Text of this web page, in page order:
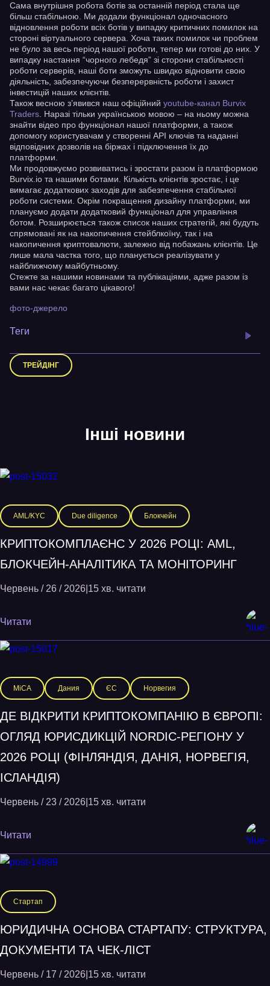
Сама внутрішня робота ботів за останній період стала ще
більш стабільною. Ми додали функціонал одночасного
відновлення роботи всіх ботів у випадку критичних помилок на
стороні віртуального сервера. Хоча таких помилок чи проблем
не було за весь період нашої роботи, тепер ми готові до них. У
випадку настання “чорного лебедя” зі сторони стабільності
роботи серверів, наші боти зможуть швидко відновити свою
діяльність, забезпечуючи безперервність роботи і захист
інвестицій наших клієнтів.
Також весною з’явився наш офіційний youtube-канал Burvix
Traders . Наразі тільки українською мовою – на ньому можна
знайти відео про функціонал нашої платформи, а також
допомогу користувачам у створенні API ключів та наданні
відповідних дозволів на біржах і підключення їх до
платформи.
Ми продовжуємо розвиватись і зростати разом із платформою
Burvix.io та нашими ботами. Кількість клієнтів зростає, і це
вимагає додаткових заходів для забезпечення стабільної
роботи системи. Окрім покращення дизайну платформи, ми
плануємо додати додатковий функціонал для управління
ботом. Розширюється також список наших стратегій, які будуть
спрямовані як на накопичення стейблкоїну, так і на
накопичення криптовалюти, залежно від побажань клієнтів. Це
лише мала частка того, що планується реалізувати у
найближчому майбутньому.
Стежте за нашими новинами та публікаціями, адже разом із
вами нас чекає багато цікавого!
фото-джерело
Теги
ТРЕЙДІНГ
Інші новини
AML/KYC Due diligence Блокчейн
КРИПТОКОМПЛАЄНС У 2026 РОЦІ: AML,
БЛОКЧЕЙН-АНАЛІТИКА ТА МОНІТОРИНГ
Червень / 26 / 2026 15 хв. читати
Читати
MiCA Дания ЄС Норвегия
ДЕ ВІДКРИТИ КРИПТОКОМПАНІЮ В ЄВРОПІ:
ОГЛЯД ЮРИСДИКЦІЙ NORDIC-РЕГІОНУ У
2026 РОЦІ (ФІНЛЯНДІЯ, ДАНІЯ, НОРВЕГІЯ,
ІСЛАНДІЯ)
Червень / 23 / 2026 15 хв. читати
Читати
Стартап
ЮРИДИЧНА ОСНОВА СТАРТАПУ: СТРУКТУРА,
ДОКУМЕНТИ ТА ЧЕК-ЛІСТ
Червень / 17 / 2026 15 хв. читати